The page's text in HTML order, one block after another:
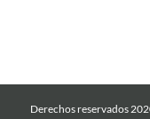
Derechos reservados